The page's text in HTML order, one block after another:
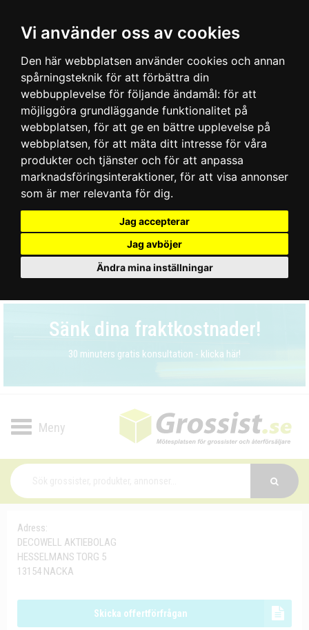
Vi använder oss av cookies
Den här webbplatsen använder cookies och annan
spårningsteknik för att förbättra din
webbupplevelse för följande ändamål: för att
möjliggöra grundläggande funktionalitet på
webbplatsen, för att ge en bättre upplevelse på
webbplatsen, för att mäta ditt intresse för våra
produkter och tjänster och för att anpassa
marknadsföringsinteraktioner, för att visa annonser
som är mer relevanta för dig.
Jag accepterar
Jag avböjer
Ändra mina inställningar
Sänk dina fraktkostnader!
30 minuters gratis konsultation - klicka här!
Toggle
Adress:
DECOWELL AKTIEBOLAG
HESSELMANS TORG 5
13154 NACKA
Skicka offertförfrågan